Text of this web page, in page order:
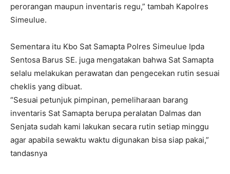
perorangan maupun inventaris regu,” tambah Kapolres
Simeulue.
Sementara itu Kbo Sat Samapta Polres Simeulue Ipda
Sentosa Barus SE. juga mengatakan bahwa Sat Samapta
selalu melakukan perawatan dan pengecekan rutin sesuai
cheklis yang dibuat.
“Sesuai petunjuk pimpinan, pemeliharaan barang
inventaris Sat Samapta berupa peralatan Dalmas dan
Senjata sudah kami lakukan secara rutin setiap minggu
agar apabila sewaktu waktu digunakan bisa siap pakai,”
tandasnya